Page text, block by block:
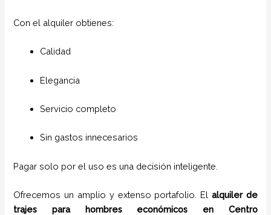
Con el alquiler obtienes:
Calidad
Elegancia
Servicio completo
Sin gastos innecesarios
Pagar solo por el uso es una decisión inteligente.
Ofrecemos un amplio y extenso portafolio. El alquiler de
trajes para hombres económicos en
Centro